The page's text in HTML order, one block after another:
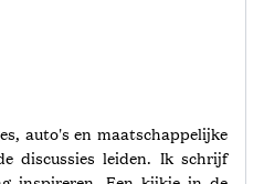
auto's en maatschappelijke
discussies leiden. Ik schrijf